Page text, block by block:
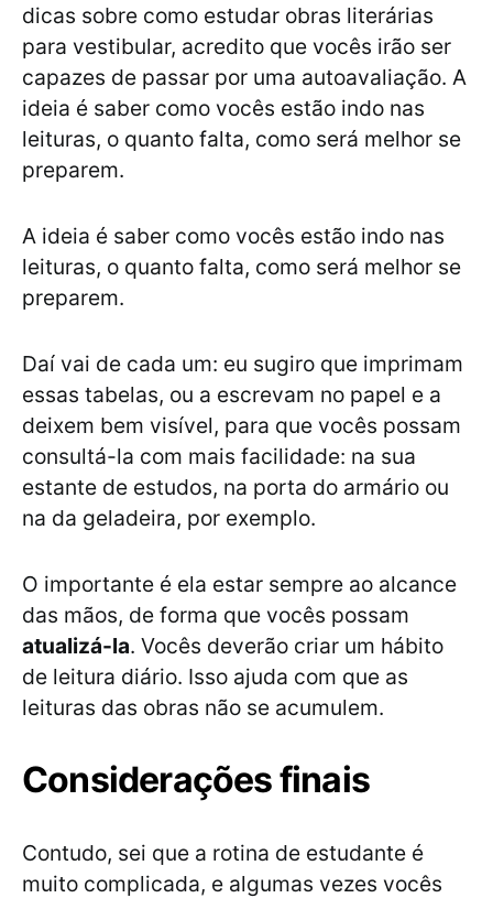
dicas sobre como estudar obras literárias
para vestibular, acredito que vocês irão ser
capazes de passar por uma autoavaliação. A
ideia é saber como vocês estão indo nas
leituras, o quanto falta, como será melhor se
preparem.
A ideia é saber como vocês estão indo nas
leituras, o quanto falta, como será melhor se
preparem.
Daí vai de cada um: eu sugiro que imprimam
essas tabelas, ou a escrevam no papel e a
deixem bem visível, para que vocês possam
consultá-la com mais facilidade: na sua
estante de estudos, na porta do armário ou
na da geladeira, por exemplo.
O importante é ela estar sempre ao alcance
das mãos, de forma que vocês possam
atualizá-la. Vocês deverão criar um hábito
de leitura diário. Isso ajuda com que as
leituras das obras não se acumulem.
Considerações finais
Contudo, sei que a rotina de estudante é
muito complicada, e algumas vezes vocês